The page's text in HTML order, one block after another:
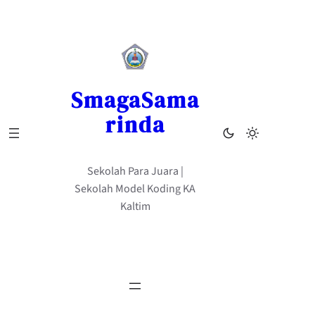
SmagaSama
rinda
Sekolah Para Juara |
Sekolah Model Koding KA
Kaltim